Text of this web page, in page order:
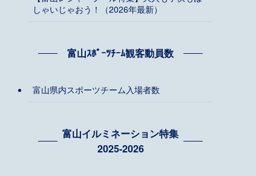
しゃいじゃおう！（2026年最新）
富山ｽﾎﾟｰﾂﾁｰﾑ観客動員数
富山県内スポーツチーム入場者数
富山イルミネーション特集
2025-2026